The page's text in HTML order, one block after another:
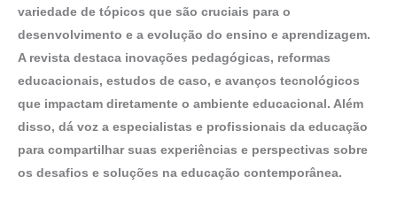
variedade de tópicos que são cruciais para o
desenvolvimento e a evolução do ensino e aprendizagem.
A revista destaca inovações pedagógicas, reformas
educacionais, estudos de caso, e avanços tecnológicos
que impactam diretamente o ambiente educacional. Além
disso, dá voz a especialistas e profissionais da educação
para compartilhar suas experiências e perspectivas sobre
os desafios e soluções na educação contemporânea.